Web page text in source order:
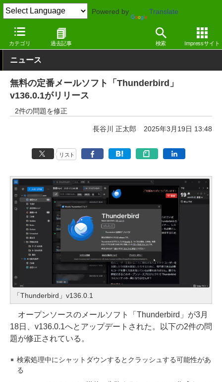
Powered by Translate
カテゴリ 過去記事 検索 Impressサイト
窓の杜 インターネット
ニュース
無料の定番メールソフト「Thunderbird」
v136.0.1がリリース
2件の問題を修正
長谷川 正太郎 2025年3月19日 13:48
リスト
「Thunderbird」v136.0.1
オープンソースのメールソフト「Thunderbird」が3月
18日、v136.0.1へとアップデートされた。以下の2件の問
題が修正されている。
検索処理中にシャットダウンするとクラッシュする可能性があ
る